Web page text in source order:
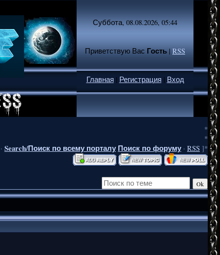
Суббота, 08.08.2026, 05:44
Приветствую Вас Гость|RSS
Главная | Регистрация | Вход
*
*
Search/Поиск по всему порталу Поиск по форуму · RSS ]*